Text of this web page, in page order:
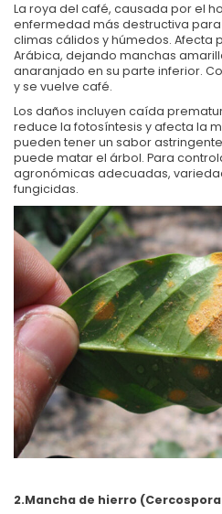
La roya del café, causada por el
enfermedad más destructiva
climas cálidos y húmedos. Afecta
Arábica, dejando manchas
anaranjado en su parte inferior.
y se vuelve café.
Los daños incluyen caída
reduce la fotosíntesis y afecta la
pueden tener un sabor
puede matar el árbol. Para
agronómicas adecuadas,
fungicidas.
2.Mancha de hierro